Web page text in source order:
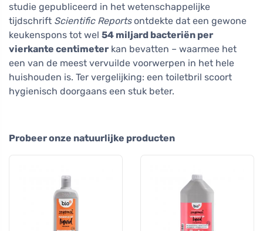
studie gepubliceerd in het wetenschappelijke
tijdschrift Scientific Reportsontdekte dat een gewone
keukenspons tot wel 54 miljard bacteriën per
vierkante centimeter kan bevatten – waarmee het
een van de meest vervuilde voorwerpen in het hele
huishouden is. Ter vergelijking: een toiletbril scoort
hygienisch doorgaans een stuk beter.
Probeer onze natuurlijke producten